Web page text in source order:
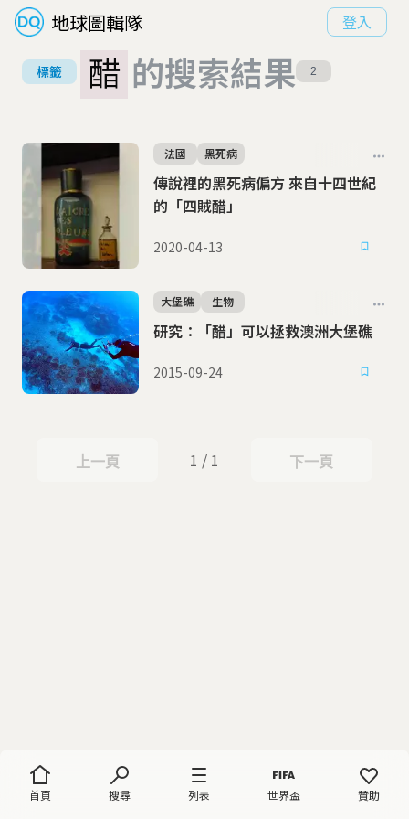
地球圖輯隊 登入
首頁 搜尋 列表 世界盃 贊助
標籤 醋 的搜索結果 2
傳說裡的黑死病偏方 來自十四世紀
的「四賊醋」
法國 黑死病
2020-04-13
研究：「醋」可以拯救澳洲大堡礁
大堡礁 生物
2015-09-24
上一頁
上一頁 1 / 1 下一頁
下一頁